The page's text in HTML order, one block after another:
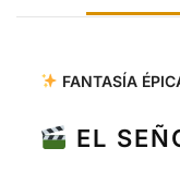
FANTASÍA
EL